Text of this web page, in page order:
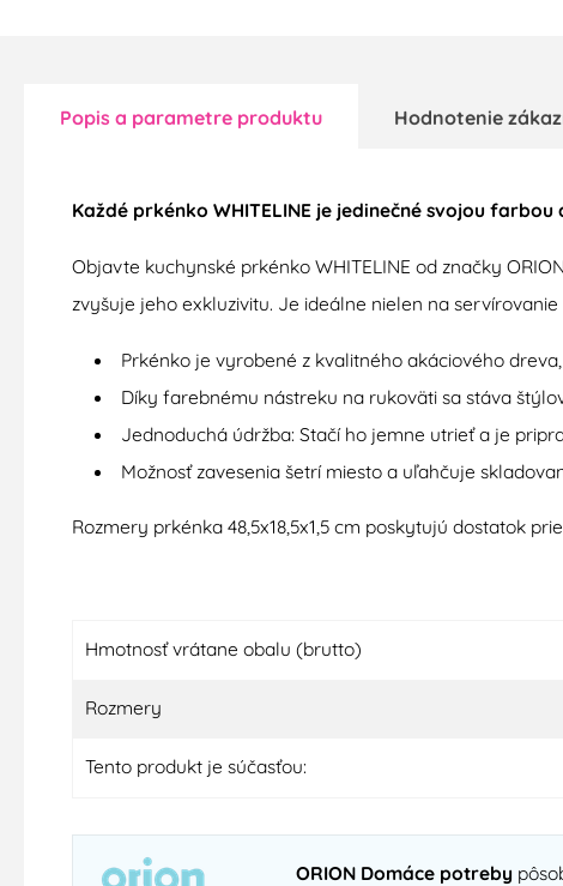
Popis a parametre produktu Hodnotenie
Každé prkénko WHITELINE je jedinečné svojou
Objavte kuchynské prkénko WHITELINE od značky
zvyšuje jeho exkluzivitu. Je ideálne nielen na
Prkénko je vyrobené z kvalitného akáciového
Díky farebnému nástreku na rukoväti sa stáva
Jednoduchá údržba: Stačí ho jemne utrieť a je
Možnosť zavesenia šetrí miesto a uľahčuje
Rozmery prkénka 48,5x18,5x1,5 cm poskytujú dostatok
Hmotnosť vrátane obalu (brutto)
Rozmery
Tento produkt je súčasťou:
ORION Domáce potreby